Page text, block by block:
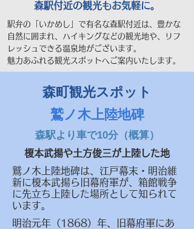
森駅付近の観光もお気軽に。
駅弁の「いかめし」で有名な森駅付近は、豊かな
自然に囲まれ、ハイキングなどの観光地や、リフ
レッシュできる温泉地がございます。
魅力あふれる観光スポットへご案内いたします。
森町観光スポット
鷲ノ木上陸地碑
森駅より車で10分（概算）
​榎本武揚や土方俊三が上陸した地
鷲ノ木上陸地碑は、江戸幕末・明治維
新に榎本武揚ら旧幕府軍が、箱館戦争
に先立ち上陸した場所として知られて
います。
明治元年（1868）年、旧幕府軍にあ